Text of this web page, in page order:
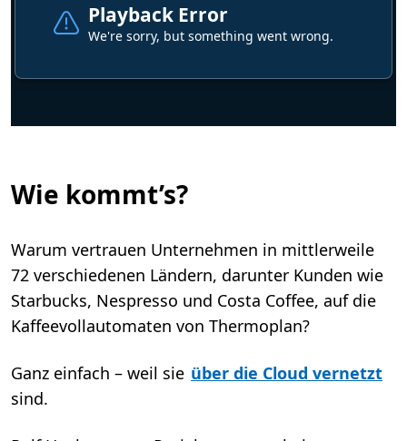
Wie kommt’s?
Warum vertrauen Unternehmen in mittlerweile
72 verschiedenen Ländern, darunter Kunden wie
Starbucks, Nespresso und Costa Coffee, auf die
Kaffeevollautomaten von Thermoplan?
Ganz einfach – weil sie über die Cloud vernetzt
sind.